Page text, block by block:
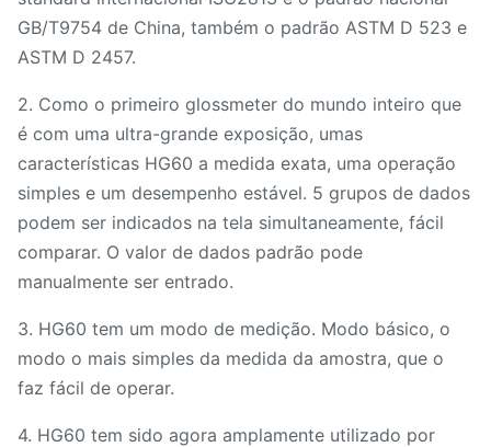
GB/T9754 de China, também o padrão ASTM D 523 e
ASTM D 2457.
2. Como o primeiro glossmeter do mundo inteiro que
é com uma ultra-grande exposição, umas
características HG60 a medida exata, uma operação
simples e um desempenho estável. 5 grupos de dados
podem ser indicados na tela simultaneamente, fácil
comparar. O valor de dados padrão pode
manualmente ser entrado.
3. HG60 tem um modo de medição. Modo básico, o
modo o mais simples da medida da amostra, que o
faz fácil de operar.
4. HG60 tem sido agora amplamente utilizado por